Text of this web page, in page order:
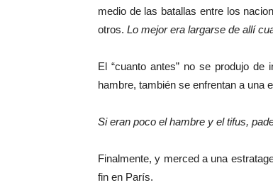
medio de las batallas entre los
otros. Lo mejor era largarse de allí
El “cuanto antes” no se produjo
hambre, también se enfrentan a una
Si eran poco el hambre y el tifus,
Finalmente, y merced a una
fin en París.